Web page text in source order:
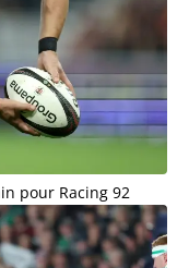
pour Racing 92